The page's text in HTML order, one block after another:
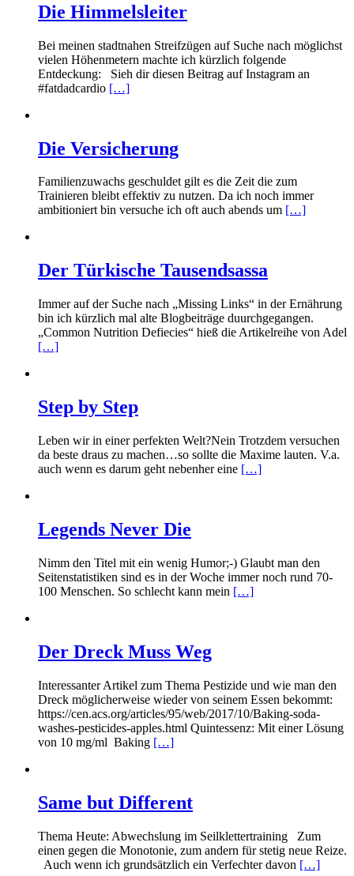
Die Himmelsleiter
Bei meinen stadtnahen Streifzügen auf Suche nach möglichst
vielen Höhenmetern machte ich kürzlich folgende
Entdeckung: Sieh dir diesen Beitrag auf Instagram an
#fatdadcardio […]
Die Versicherung
Familienzuwachs geschuldet gilt es die Zeit die zum
Trainieren bleibt effektiv zu nutzen. Da ich noch immer
ambitioniert bin versuche ich oft auch abends um […]
Der Türkische Tausendsassa
Immer auf der Suche nach „Missing Links“ in der Ernährung
bin ich kürzlich mal alte Blogbeiträge duurchgegangen.
„Common Nutrition Defiecies“ hieß die Artikelreihe von Adel
[…]
Step by Step
Leben wir in einer perfekten Welt?Nein Trotzdem versuchen
da beste draus zu machen…so sollte die Maxime lauten. V.a.
auch wenn es darum geht nebenher eine […]
Legends Never Die
Nimm den Titel mit ein wenig Humor;-) Glaubt man den
Seitenstatistiken sind es in der Woche immer noch rund 70-
100 Menschen. So schlecht kann mein […]
Der Dreck Muss Weg
Interessanter Artikel zum Thema Pestizide und wie man den
Dreck möglicherweise wieder von seinem Essen bekommt:
https://cen.acs.org/articles/95/web/2017/10/Baking-soda-
washes-pesticides-apples.html Quintessenz: Mit einer Lösung
von 10 mg/ml Baking […]
Same but Different
Thema Heute: Abwechslung im Seilklettertraining Zum
einen gegen die Monotonie, zum andern für stetig neue Reize.
Auch wenn ich grundsätzlich ein Verfechter davon […]